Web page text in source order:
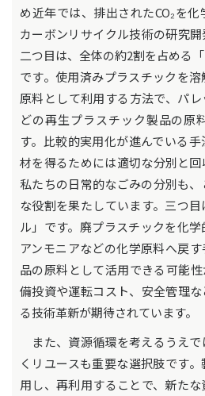
め近年では、排出されたCO₂を
カーボンリサイクル技術の研究開
二つ目は、全体の約2割を占める
です。使用済みプラスチックを
原料として利用する方法で、パ
どの再生プラスチック製品の原
す。比較的実用化が進んでいる
材を得るためには適切な分別と回
私たちの日常的なごみの分別も
な役割を果たしています。三つ
ル」です。廃プラスチックを化学
アンモニアなどの化学原料へ戻
品の原料として活用できる可能
備投資や運転コスト、安全管理
る技術革新が期待されています。
また、資源循環を考えるうえ
くリユースも重要な選択肢です
用し、再利用することで、新た